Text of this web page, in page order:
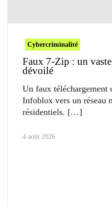
Cybercriminalité
Faux 7-Zip : un
dévoilé
Un faux téléchargement
Infoblox vers un réseau
résidentiels.
4 août 2026